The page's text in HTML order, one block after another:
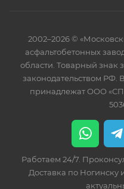
2002–2026 ©
асфальтобетонных
области. Товарный знак
законодательством РФ.
принадлежат ООО
Работаем 24/7.
Доставка по Ногинску